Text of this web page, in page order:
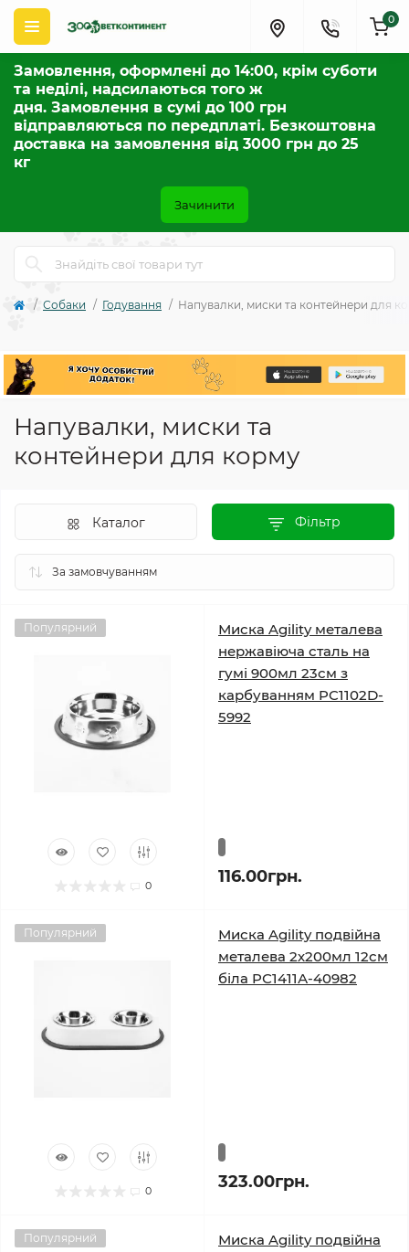
Замовлення, оформлені до 14:00, крім суботи
та неділі, надсилаються того ж
дня. Замовлення в сумі до 100 грн
відправляються по передплаті. Безкоштовна
доставка на замовлення від 3000 грн до 25
кг
Зачинити
0
Собаки Годування Напувалки, миски та контейнери для
Напувалки, миски та
контейнери для корму
Фільтр
Каталог
Популярний
0
Миска Agility металева
нержавіюча сталь на
гумі 900мл 23см з
карбуванням PC1102D-
5992
116.00грн.
Популярний
0
Миска Agility подвійна
металева 2х200мл 12см
біла PС1411А-40982
323.00грн.
Популярний
Миска Agility подвійна